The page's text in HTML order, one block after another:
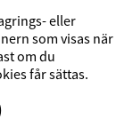
eller
som visas när
om du
får sättas.